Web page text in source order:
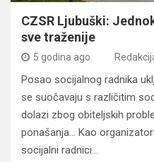
CZSR Ljubuški:
sve traženije
5 godina ago
Posao socijalnog radnika
se suočavaju s različitim
dolazi zbog obiteljskih
ponašanja… Kao
socijalni radnici…